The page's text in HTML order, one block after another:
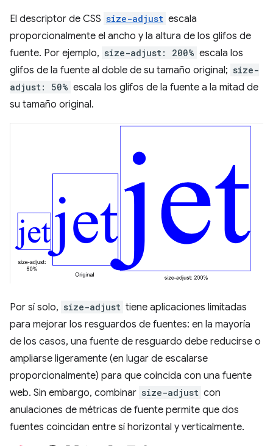
El descriptor de CSS size-adjust escala
proporcionalmente el ancho y la altura de los glifos de
fuente. Por ejemplo, size-adjust: 200% escala los
glifos de la fuente al doble de su tamaño original; size-
adjust: 50% escala los glifos de la fuente a la mitad de
su tamaño original.
Por sí solo, size-adjust tiene aplicaciones limitadas
para mejorar los resguardos de fuentes: en la mayoría
de los casos, una fuente de resguardo debe reducirse o
ampliarse ligeramente (en lugar de escalarse
proporcionalmente) para que coincida con una fuente
web. Sin embargo, combinar size-adjust con
anulaciones de métricas de fuente permite que dos
fuentes coincidan entre sí horizontal y verticalmente.